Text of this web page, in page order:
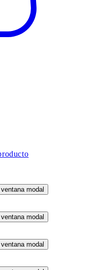
modal
modal
modal